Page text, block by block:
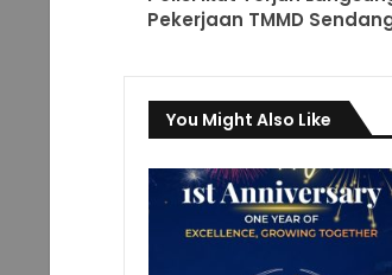
Pekerjaan TMMD
You Might Also Like